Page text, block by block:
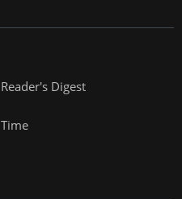
Reader's Digest
Time